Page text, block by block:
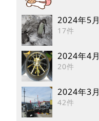
2024年5月
17件
2024年4月
20件
2024年3月
42件